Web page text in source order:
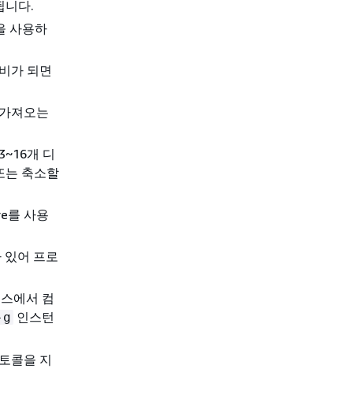
니다.
사용하
가 되면
져오는
개 디
는 축소할
를 사용
있어 프로
에서 컴
인스턴
콜을 지